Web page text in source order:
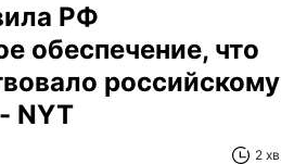
РФ
обеспечение, что
российскому
NYT
2 хв